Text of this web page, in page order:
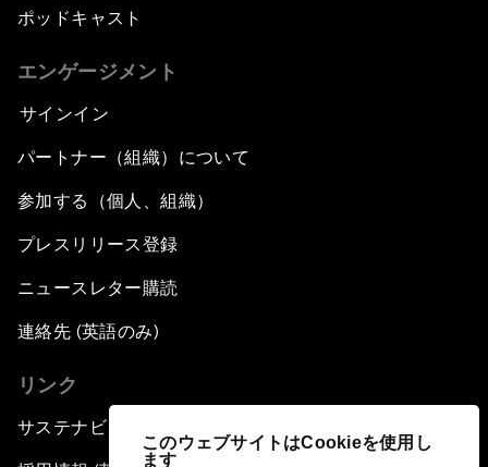
このウェブサイトはCookieを使用し
ます
ポッドキャスト
エンゲージメント
サインイン
パートナー（組織）について
参加する（個人、組織）
プレスリリース登録
ニュースレター購読
連絡先 (英語のみ)
リンク
サステナビリティへの取り組み